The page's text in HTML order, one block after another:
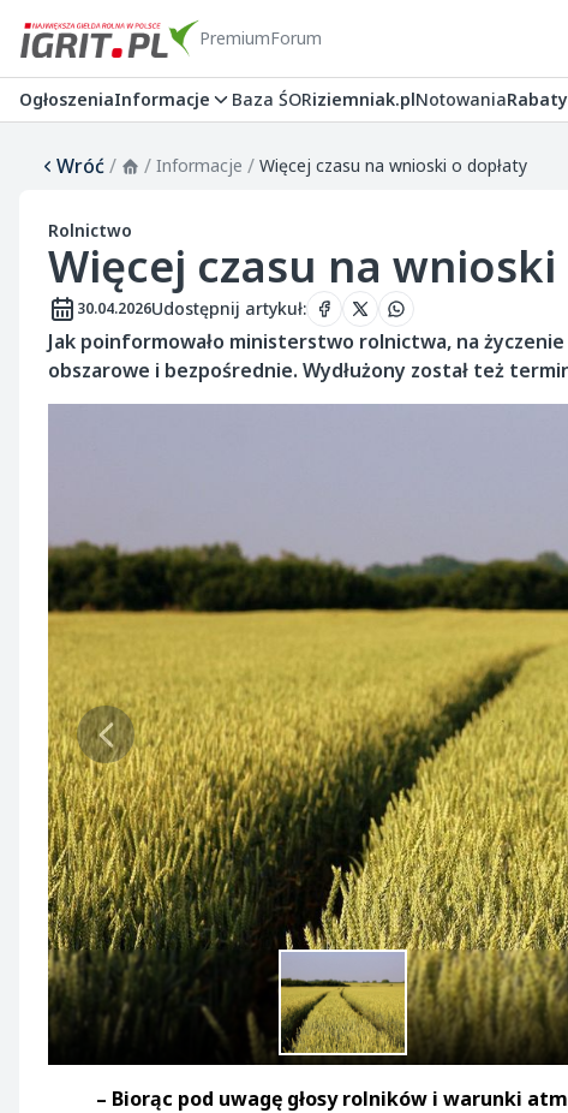
PremiumForum
OgłoszeniaInformacje Baza ŚORiziemniak.plNotowaniaRabaty
Wróć/ / Informacje / Więcej czasu na wnioski o dopłaty
Rolnictwo
Więcej czasu na wnioski
30.04.2026Udostępnij artykuł:
Jak poinformowało ministerstwo rolnictwa, na
obszarowe i bezpośrednie. Wydłużony został też
– Biorąc pod uwagę głosy rolników i warunki